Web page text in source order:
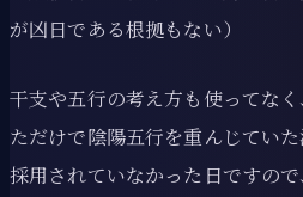
が凶日である根拠もない）
干支や五行の考え方も使ってな
ただけで陰陽五行を重んじてい
採用されていなかった日ですので